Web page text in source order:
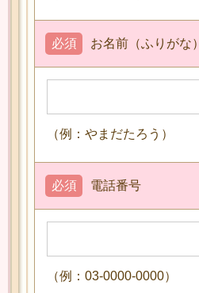
お名前（ふりがな）
必須
（例：やまだたろう）
電話番号
必須
（例：03-0000-0000）